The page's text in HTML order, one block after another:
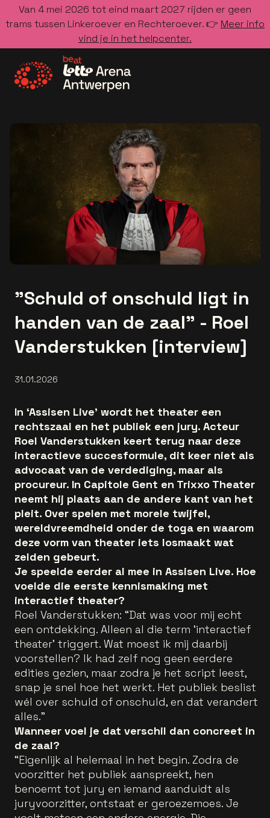
Van 4 mei 2026 tot eind maart 2027 rijden er geen
trams tussen Linkeroever en Rechteroever. 👉 Meer info
vind je in het helpcenter.
"Schuld of onschuld ligt in
handen van de zaal" - Roel
Vanderstukken [interview]
31.01.2026
In ‘Assisen Live’ wordt het theater een
rechtszaal en het publiek een jury. Acteur
Roel Vanderstukken keert terug naar deze
interactieve succesformule, dit keer niet als
advocaat van de verdediging, maar als
procureur. In Capitole Gent en Trixxo Theater
neemt hij plaats aan de andere kant van het
pleit. Over spelen met morele twijfel,
wereldvreemdheid onder de toga en waarom
deze vorm van theater iets losmaakt wat
zelden gebeurt.
Je speelde eerder al mee in Assisen Live. Hoe
voelde die eerste kennismaking met
interactief theater?
Roel Vanderstukken: “Dat was voor mij echt
een ontdekking. Alleen al die term ‘interactief
theater’ triggert. Wat moest ik mij daarbij
voorstellen? Ik had zelf nog geen eerdere
edities gezien, maar zodra je het script leest,
snap je snel hoe het werkt. Het publiek beslist
wél over schuld of onschuld, en dat verandert
alles.”
Wanneer voel je dat verschil dan concreet in
de zaal?
“Eigenlijk al helemaal in het begin. Zodra de
voorzitter het publiek aanspreekt, hen
benoemt tot jury en iemand aanduidt als
juryvoorzitter, ontstaat er geroezemoes. Je